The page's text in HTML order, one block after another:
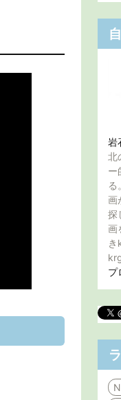
岩
北
ー
る
画
探
画
き
プ